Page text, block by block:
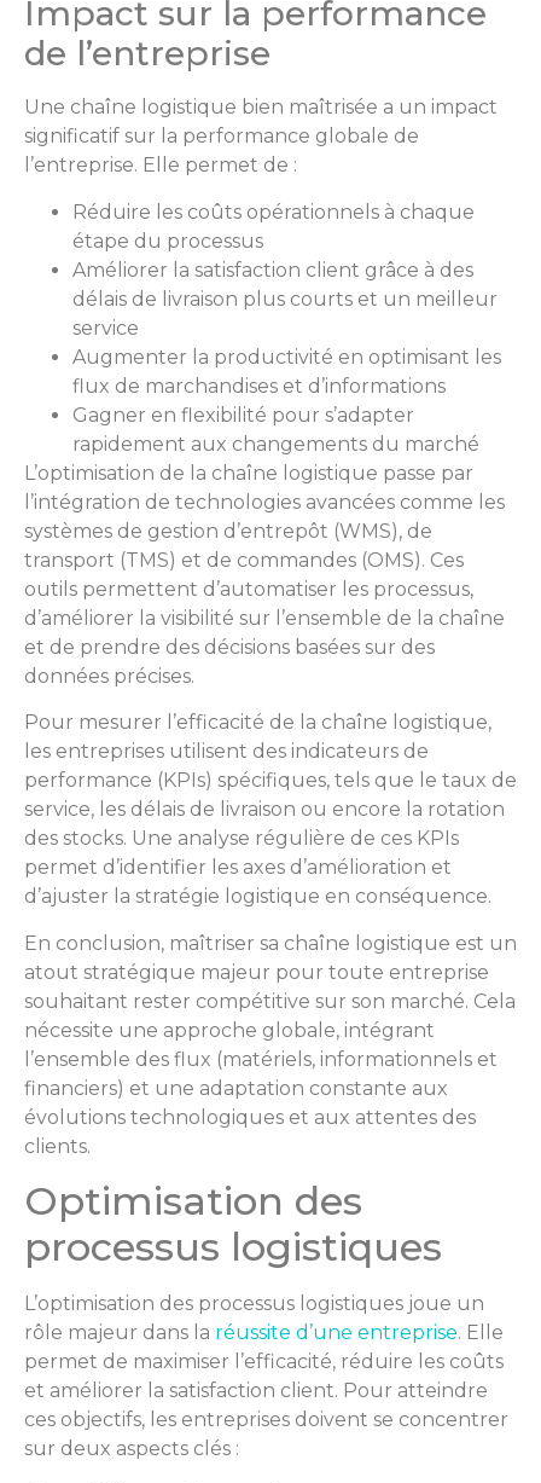
Impact sur la performance
de l’entreprise
Une chaîne logistique bien maîtrisée a un impact
significatif sur la performance globale de
l’entreprise. Elle permet de :
Réduire les coûts opérationnels à chaque
étape du processus
Améliorer la satisfaction client grâce à des
délais de livraison plus courts et un meilleur
service
Augmenter la productivité en optimisant les
flux de marchandises et d’informations
Gagner en flexibilité pour s’adapter
rapidement aux changements du marché
L’optimisation de la chaîne logistique passe par
l’intégration de technologies avancées comme les
systèmes de gestion d’entrepôt (WMS), de
transport (TMS) et de commandes (OMS). Ces
outils permettent d’automatiser les processus,
d’améliorer la visibilité sur l’ensemble de la chaîne
et de prendre des décisions basées sur des
données précises.
Pour mesurer l’efficacité de la chaîne logistique,
les entreprises utilisent des indicateurs de
performance (KPIs) spécifiques, tels que le taux de
service, les délais de livraison ou encore la rotation
des stocks. Une analyse régulière de ces KPIs
permet d’identifier les axes d’amélioration et
d’ajuster la stratégie logistique en conséquence.
En conclusion, maîtriser sa chaîne logistique est un
atout stratégique majeur pour toute entreprise
souhaitant rester compétitive sur son marché. Cela
nécessite une approche globale, intégrant
l’ensemble des flux (matériels, informationnels et
financiers) et une adaptation constante aux
évolutions technologiques et aux attentes des
clients.
Optimisation des
processus logistiques
L’optimisation des processus logistiques joue un
rôle majeur dans la réussite d’une entreprise. Elle
permet de maximiser l’efficacité, réduire les coûts
et améliorer la satisfaction client. Pour atteindre
ces objectifs, les entreprises doivent se concentrer
sur deux aspects clés :